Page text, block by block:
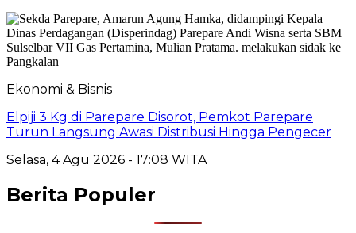
Ekonomi & Bisnis
Elpiji 3 Kg di Parepare Disorot, Pemkot Parepare
Turun Langsung Awasi Distribusi Hingga Pengecer
Selasa, 4 Agu 2026 - 17:08 WITA
Berita Populer